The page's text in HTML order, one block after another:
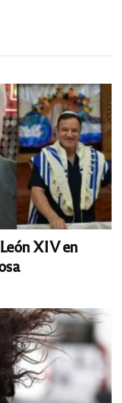
XIV en